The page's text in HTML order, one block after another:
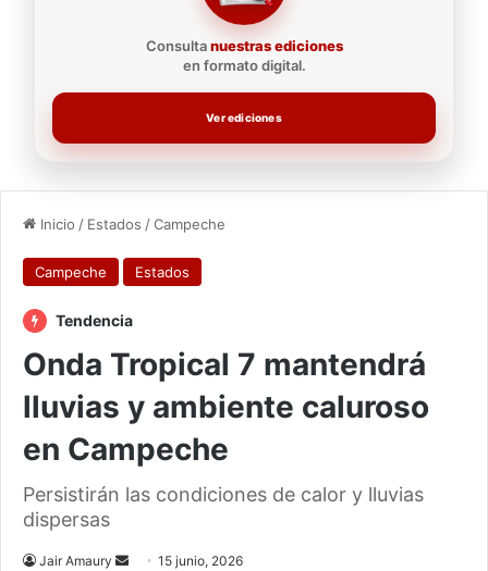
Consultanuestras ediciones
en formato digital.
Ver ediciones
Inicio / Estados /Campeche
Campeche Estados
Tendencia
Onda Tropical 7 mantendrá
lluvias y ambiente caluroso
en Campeche
Persistirán las condiciones de calor y lluvias
dispersas
Jair Amaury
Send15 junio, 2026